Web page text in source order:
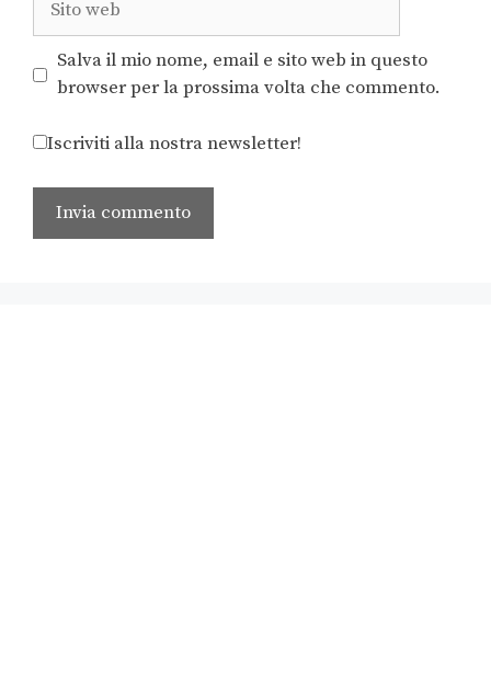
Salva il mio nome, email e sito web in questo
browser per la prossima volta che commento.
Iscriviti alla nostra newsletter!